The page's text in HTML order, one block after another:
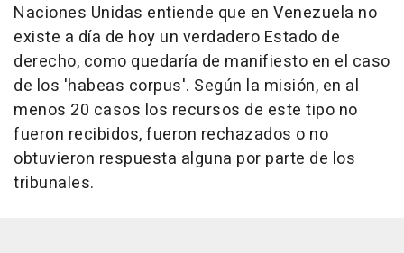
Naciones Unidas entiende que en Venezuela no
existe a día de hoy un verdadero Estado de
derecho, como quedaría de manifiesto en el caso
de los 'habeas corpus'. Según la misión, en al
menos 20 casos los recursos de este tipo no
fueron recibidos, fueron rechazados o no
obtuvieron respuesta alguna por parte de los
tribunales.